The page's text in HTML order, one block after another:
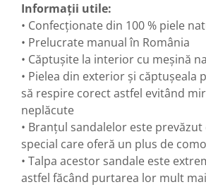
Informații utile:
• Confecționate din 100 % piele
• Prelucrate manual în România
• Căptușite la interior cu meșină
• Pielea din exterior și căptușeala
să respire corect astfel evitând
neplăcute
• Branțul sandalelor este
special care oferă un plus de
• Talpa acestor sandale este
astfel făcând purtarea lor mult